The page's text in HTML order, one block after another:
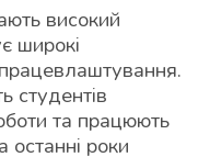
високий
широкі
студентів
та працюють
останні роки